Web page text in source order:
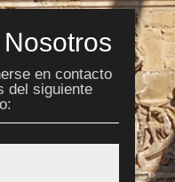
en contacto
del siguiente